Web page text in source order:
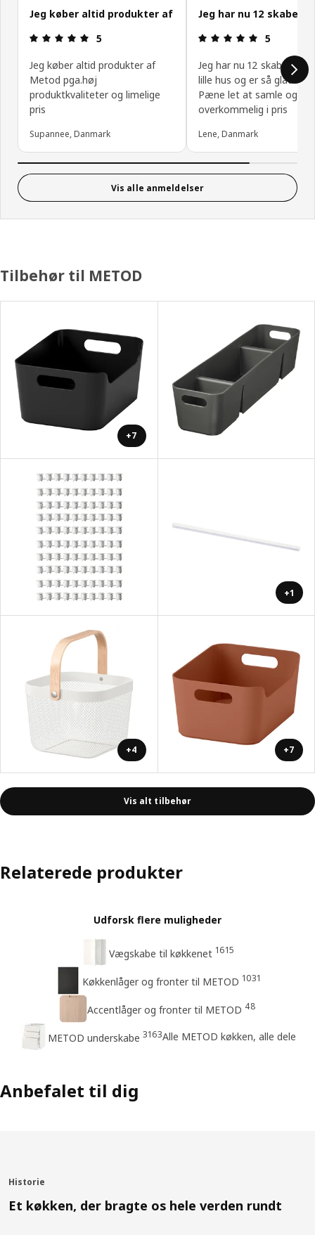
Jeg køber altid produkter af
Anmeldelse: 5 Ud af 5 Stjerner.
5
Jeg køber altid produkter af
Metod pga.høj
produktkvaliteter og limelige
pris
Supannee, Danmark
Jeg har nu 12 skabe
5
Jeg har nu 12 skabe
lille hus og er så glad for
Pæne let at samle og
overkommelig i pris
Lene, Danmark
Vis alle anmeldelser
Tilbehør til METOD
+7
+1
+4 +7
Vis alt tilbehør
Relaterede produkter
Udforsk flere muligheder
Vægskabe til køkkenet 1615
Køkkenlåger og fronter til METOD 1031
Accentlåger og fronter til METOD 48
METOD underskabe 3163Alle METOD køkken, alle dele
Anbefalet til dig
Historie
Et køkken, der bragte os hele verden rundt